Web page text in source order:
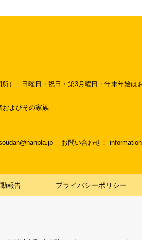
所）
日曜日・祝日・第3月曜日・年末年始は
およびその家族
お問い合わせ：
報告 プライバシーポリシー